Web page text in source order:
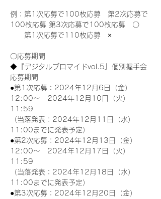
例：第1次応募で100枚応募　第2次応募で
100枚応募 第3次応募で100枚応募　〇
第1次応募で110枚応募　×
〇応募期間
◆『デジタルブロマイドvol.5』個別握手会
応募期間
●第1次応募：2024年12月6日（金）
12:00～　2024年12月10日（火）
11:59
（当落発表：2024年12月11日（水）
11:00までに発表予定）
●第2次応募：2024年12月13日（金）
12:00～　2024年12月17日（火）
11:59
（当落発表：2024年12月18日（水）
11:00までに発表予定）
●第3次応募：2024年12月20日（金）